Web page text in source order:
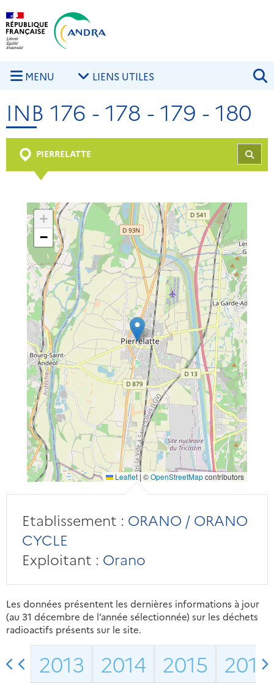
Aller au contenu principal
MENU LIENS UTILES
INB 176 - 178 - 179 - 180
PIERRELATTE
+
−
Leaflet | ©OpenStreetMapcontributors
Etablissement : ORANO / ORANO
CYCLE
Exploitant : Orano
Les données présentent les dernières informations à jour
(au 31 décembre de l’année sélectionnée) sur les déchets
radioactifs présents sur le site.
2013 2014 2015 2016